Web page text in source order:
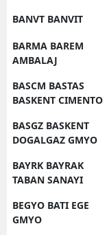
BANVT BANVIT
BARMA BAREM
AMBALAJ
BASCM BASTAS
BASKENT CIMENTO
BASGZ BASKENT
DOGALGAZ GMYO
BAYRK BAYRAK
TABAN SANAYI
BEGYO BATI EGE
GMYO